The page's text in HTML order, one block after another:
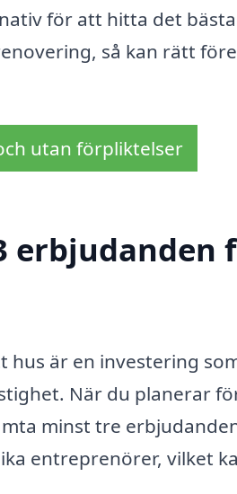
för att hitta det
så kan rätt
utan förpliktelser
erbjudanden
hus är en investering
När du planerar
minst tre
entreprenörer, vilket